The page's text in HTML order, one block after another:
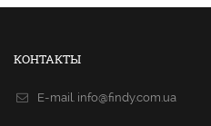
КОНТАКТЫ
E-mail. info@findy.com.ua